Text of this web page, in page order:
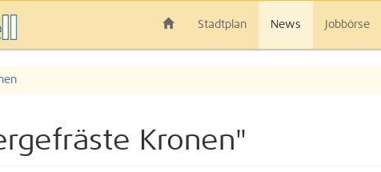
Stadtplan News Jobbörse
Kronen"